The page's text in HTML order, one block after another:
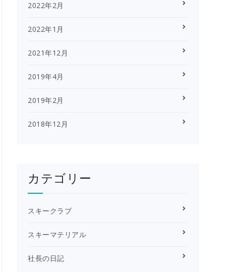
2022年2月
2022年1月
2021年12月
2019年4月
2019年2月
2018年12月
カテゴリー
スキークラブ
スキーマテリアル
社長の日記